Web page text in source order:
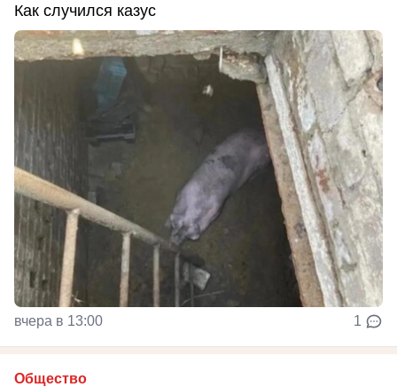
Как случился казус
вчера в 13:00 1
Общество